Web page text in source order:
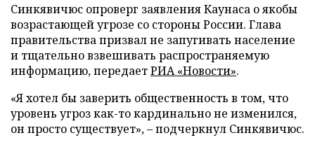
Синкявичюс опроверг заявления Каунаса о якобы
возрастающей угрозе со стороны России. Глава
правительства призвал не запугивать население
и тщательно взвешивать распространяемую
информацию, передаетРИА «Новости».
«Я хотел бы заверить общественность в том, что
уровень угроз как-то кардинально не изменился,
он просто существует», – подчеркнул Синкявичюс.